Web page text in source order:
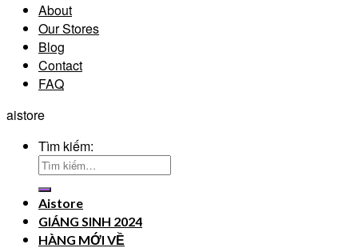
About
Our Stores
Blog
Contact
FAQ
aistore
Tìm kiếm:
Aistore
GIÁNG SINH 2024
HÀNG MỚI VỀ